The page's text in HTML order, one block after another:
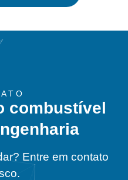
combustível
Entre em contato